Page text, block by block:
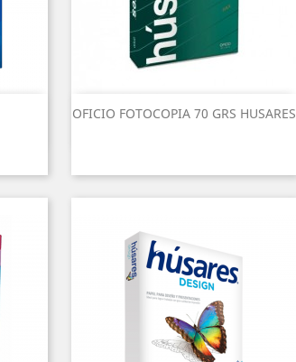
OFICIO FOTOCOPIA 70 GRS HUSARES